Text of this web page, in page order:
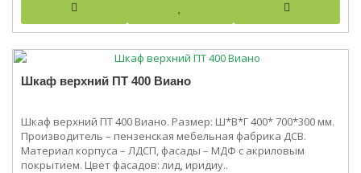
Шкаф верхний ПТ 400 Виано
Шкаф верхний ПТ 400 Виано. Размер: Ш*В*Г 400* 700*300 мм.
Производитель – пензенская мебельная фабрика ДСВ.
Материал корпуса – ЛДСП, фасады – МДФ с акриловым
покрытием. Цвет фасадов: лид, иридиу..